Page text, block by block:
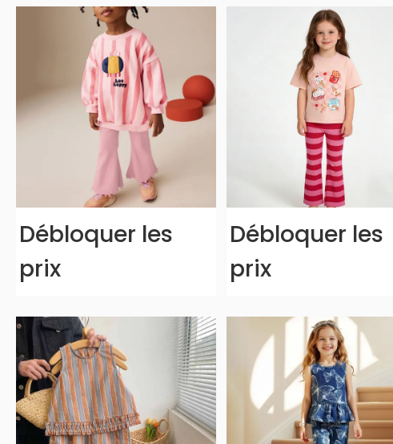
Débloquer les
prix
Débloquer les
prix